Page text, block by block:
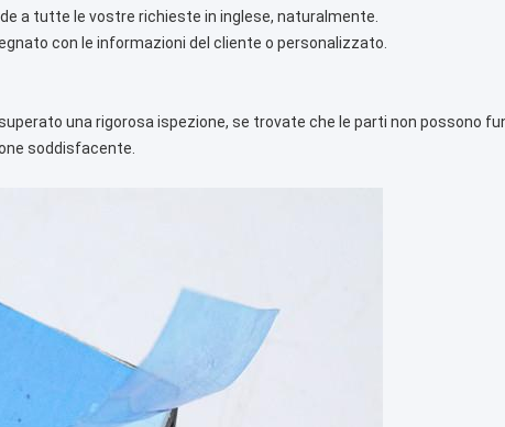
a tutte le vostre richieste in inglese, naturalmente.
con le informazioni del cliente o personalizzato.
una rigorosa ispezione, se trovate che le parti non possono
soddisfacente.